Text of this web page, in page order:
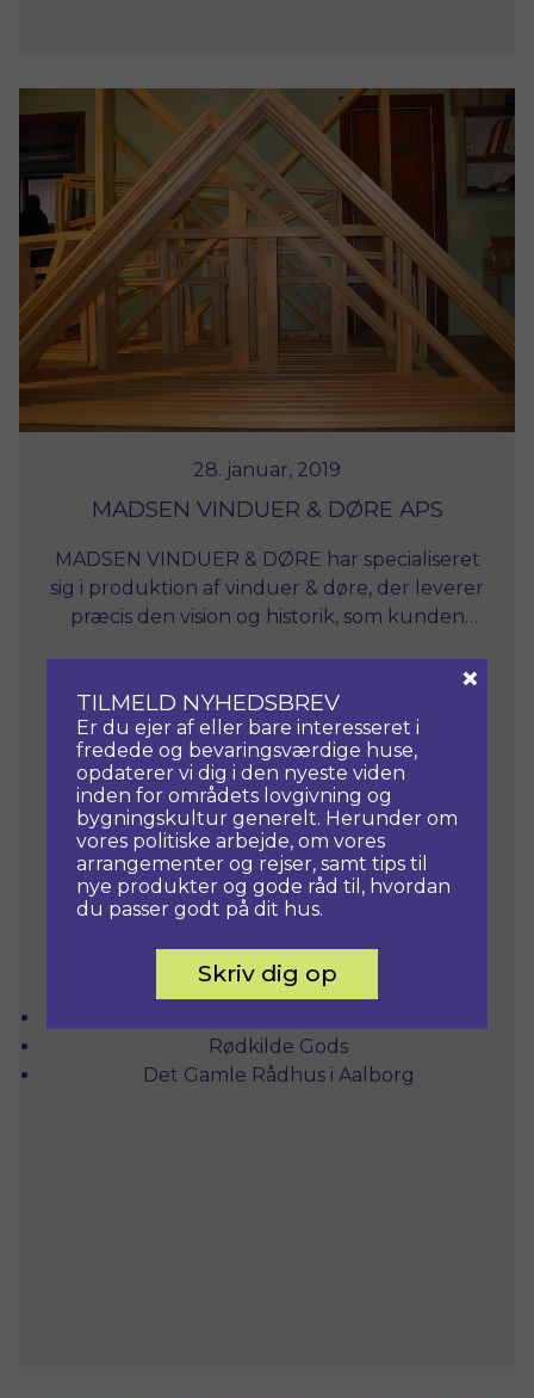
28. januar, 2019
MADSEN VINDUER & DØRE APS
MADSEN VINDUER & DØRE har specialiseret
sig i produktion af vinduer & døre, der leverer
præcis den vision og historik, som kunden
Firmaet har en fast stab af medarbejdere og
moderne produktionsudstyr, som bliver
benyttet i tråd med danske
håndværkstraditioner. Det gør det muligt at
producere vinduer og døre med spændende
detaljer og i høj kvalitet og samtidigt
videreføre bevaringsværdierne i den danske
arkitektoniske kulturarv.
Madsen Vinduer & Døre laver vinduer og
døre med gengivelse af de originale profiler
og dertil mange forsatsløsninger samt
massive facadedøre. Vi har arbejder i
langsomt-vokset fyrtræ og hårdt-træ ligesom
kvaliteten.
Referencer:
Rødkilde Gods
Det Gamle Rådhus i Aalborg
TILMELD NYHEDSBREV
Er du ejer af eller bare interesseret i
fredede og bevaringsværdige huse,
opdaterer vi dig i den nyeste viden
inden for områdets lovgivning og
bygningskultur generelt. Herunder om
vores politiske arbejde, om vores
arrangementer og rejser, samt tips til
nye produkter og gode råd til, hvordan
du passer godt på dit hus.
Skriv dig op
×